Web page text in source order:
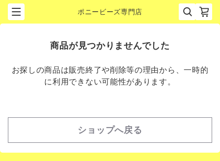
ポニービーズ専門店
商品が見つかりませんでした
お探しの商品は販売終了や削除等の理由から、一時的
に利用できない可能性があります。
ショップへ戻る